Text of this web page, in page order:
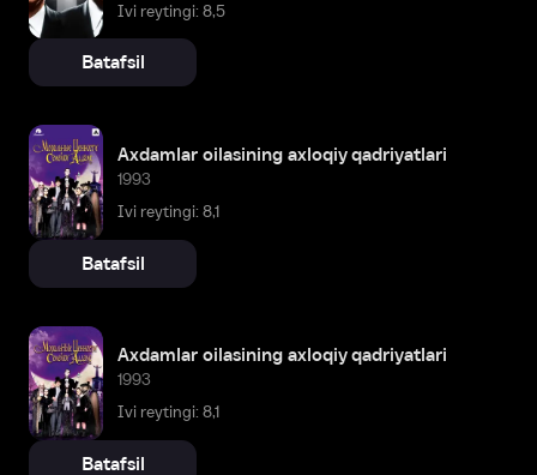
Ivi reytingi: 8,5
Batafsil
Axdamlar oilasining axloqiy qadriyatlari
1993
Ivi reytingi: 8,1
Batafsil
Axdamlar oilasining axloqiy qadriyatlari
1993
Ivi reytingi: 8,1
Batafsil